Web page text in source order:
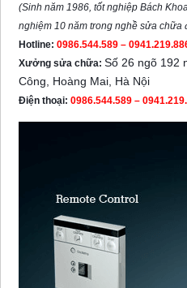
(Sinh năm 1986, tốt nghiệp Bách
nghiệm 10 năm trong nghề sửa chữa
Hotline: 0986.544.589 –
Xưởng sửa chữa: Số 26 ngõ 192
Công, Hoàng Mai, Hà Nội
Điện thoại: 0986.544.589 –